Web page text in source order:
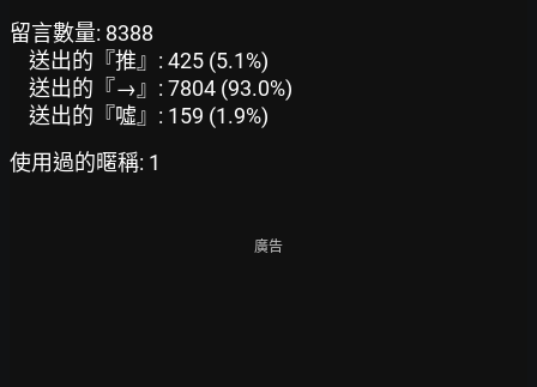
留言數量: 8388
送出的『推』: 425 (5.1%)
送出的『→』: 7804 (93.0%)
送出的『噓』: 159 (1.9%)
使用過的暱稱: 1
廣告